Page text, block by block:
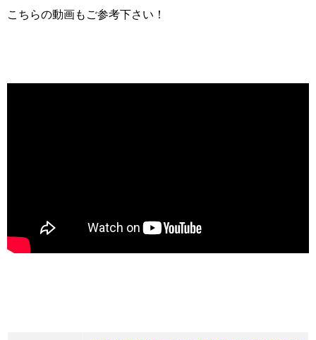
こちらの動画もご参考下さい！